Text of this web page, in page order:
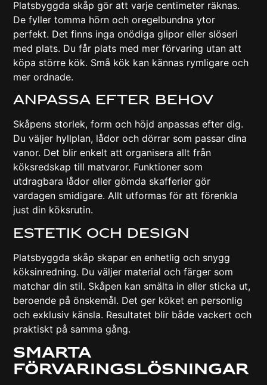
Platsbyggda skåp gör att varje centimeter räknas.
De fyller tomma hörn och oregelbundna ytor
perfekt. Det finns inga onödiga glipor eller slöseri
med plats. Du får plats med mer förvaring utan att
köpa större kök. Små kök kan kännas rymligare och
mer ordnade.
Anpassa Efter Behov
Skåpens storlek, form och höjd anpassas efter dig.
Du väljer hyllplan, lådor och dörrar som passar dina
vanor. Det blir enkelt att organisera allt från
köksredskap till matvaror. Funktioner som
utdragbara lådor eller gömda skafferier gör
vardagen smidigare. Allt utformas för att förenkla
just din köksrutin.
Estetik Och Design
Platsbyggda skåp skapar en enhetlig och snygg
köksinredning. Du väljer material och färger som
matchar din stil. Skåpen kan smälta in eller sticka ut,
beroende på önskemål. Det ger köket en personlig
och exklusiv känsla. Resultatet blir både vackert och
praktiskt på samma gång.
Smarta
Förvaringslösningar